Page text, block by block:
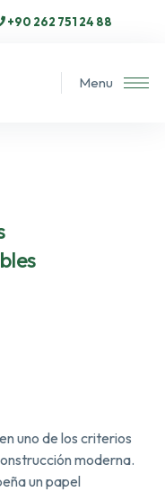
+90 262 751 24 88
Menu
uno de los criterios
moderna.
un papel